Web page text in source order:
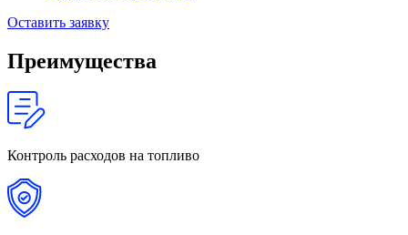
Оставить заявку
Преимущества
Контроль расходов на топливо